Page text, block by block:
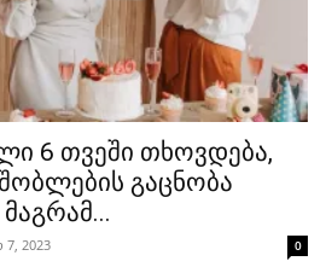
6 თვეში თხოვდება,
გაცნობა
7, 2023 0